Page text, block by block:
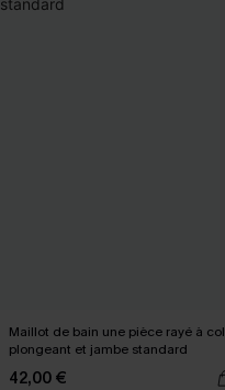
Maillot de bain une pièce rayé à col
plongeant et jambe standard
42,00 €